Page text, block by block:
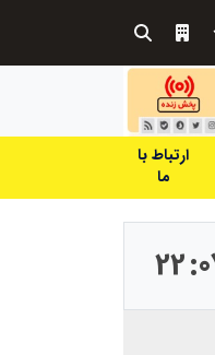
نوآوری و یادگیری دیجیتال؛
ارتباط با
ما
22